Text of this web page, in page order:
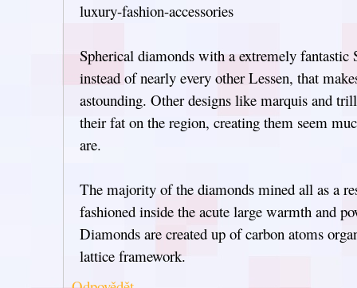
luxury-fashion-accessories
Spherical diamonds with a extremely
instead of nearly every other Lessen, that
astounding. Other designs like marquis and
their fat on the region, creating them seem
are.
The majority of the diamonds mined all as a
fashioned inside the acute large warmth and
Diamonds are created up of carbon atoms
lattice framework.